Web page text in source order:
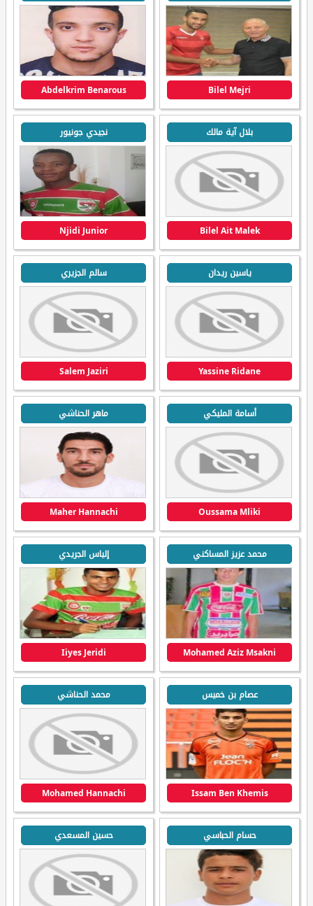
Bilel Mejri
Abdelkrim Benarous
بلال آية مالك
Bilel Ait Malek
نجيدي جونيور
Njidi Junior
ياسين ريدان
Yassine Ridane
سالم الجزيري
Salem Jaziri
أسامة المليكي
Oussama Mliki
ماهر الحناشي
Maher Hannachi
محمد عزيز المساكني
Mohamed Aziz Msakni
إلياس الجريدي
Iiyes Jeridi
عصام بن خميس
Issam Ben Khemis
محمد الحناشي
Mohamed Hannachi
حسام الحباسي حسين المسعدي